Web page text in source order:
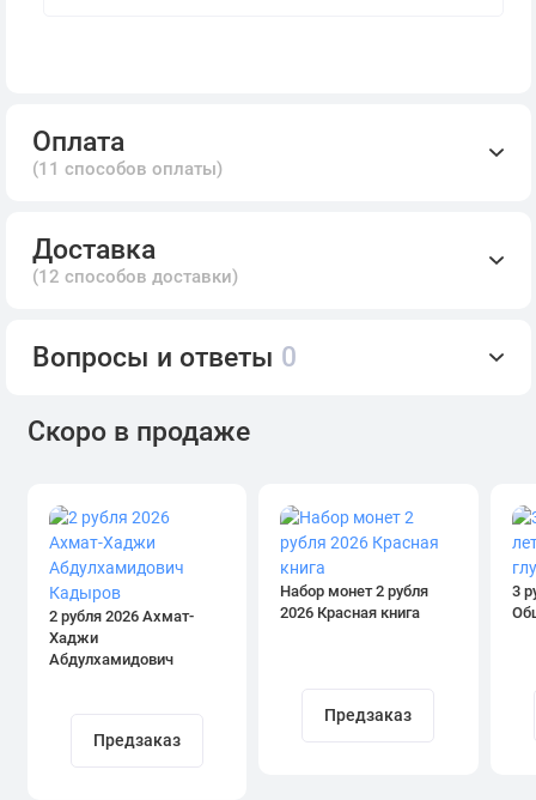
Оплата
(11 способов оплаты)
Доставка
(12 способов доставки)
Вопросы и ответы 0
Скоро в продаже
2 рубля 2026 Ахмат-
Хаджи
Абдулхамидович
Предзаказ
Набор монет 2 рубля
2026 Красная книга
Предзаказ
3